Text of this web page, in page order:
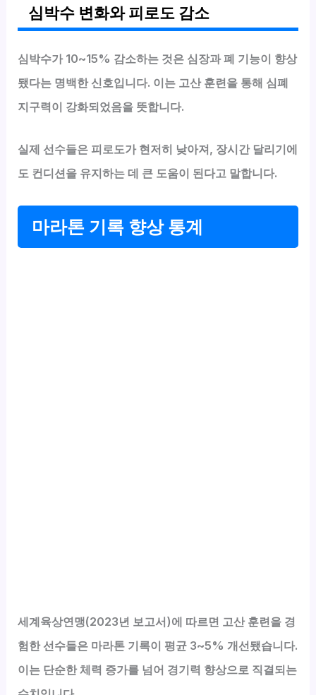
심박수 변화와 피로도 감소
심박수가 10~15% 감소하는 것은 심장과 폐 기능이 향상
됐다는 명백한 신호입니다. 이는 고산 훈련을 통해 심폐
지구력이 강화되었음을 뜻합니다.
실제 선수들은 피로도가 현저히 낮아져, 장시간 달리기에
도 컨디션을 유지하는 데 큰 도움이 된다고 말합니다.
마라톤 기록 향상 통계
세계육상연맹(2023년 보고서)에 따르면 고산 훈련을 경
험한 선수들은 마라톤 기록이 평균 3~5% 개선됐습니다.
이는 단순한 체력 증가를 넘어 경기력 향상으로 직결되는